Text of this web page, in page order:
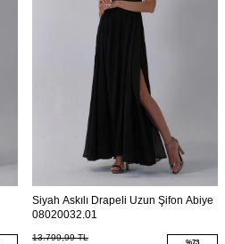
Siyah Askılı Drapeli Uzun Şifon Abiye
08020032.01
13.799,99TL